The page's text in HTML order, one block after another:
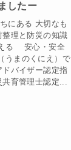
したー
にある 大切なも
と防災の知識
る 安心・安全
うまのくにえ）で
バイザー認定指
育管理士認定...